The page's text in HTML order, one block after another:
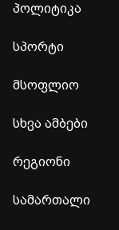
პოლიტიკა
სპორტი
მსოფლიო
სხვა ამბები
რეგიონი
სამართალი